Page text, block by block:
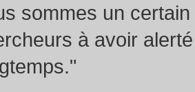
sommes un
à avoir